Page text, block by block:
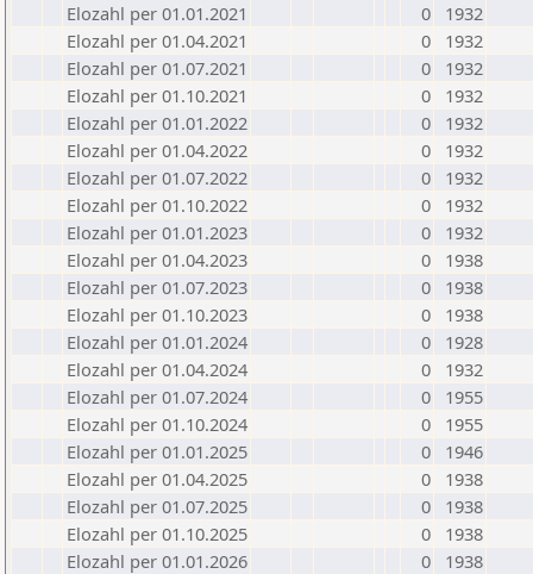
Elozahl per 01.01.2021
0
1932
Elozahl per 01.04.2021
0
1932
Elozahl per 01.07.2021
0
1932
Elozahl per 01.10.2021
0
1932
Elozahl per 01.01.2022
0
1932
Elozahl per 01.04.2022
0
1932
Elozahl per 01.07.2022
0
1932
Elozahl per 01.10.2022
0
1932
Elozahl per 01.01.2023
0
1932
Elozahl per 01.04.2023
0
1938
Elozahl per 01.07.2023
0
1938
Elozahl per 01.10.2023
0
1938
Elozahl per 01.01.2024
0
1928
Elozahl per 01.04.2024
0
1932
Elozahl per 01.07.2024
0
1955
Elozahl per 01.10.2024
0
1955
Elozahl per 01.01.2025
0
1946
Elozahl per 01.04.2025
0
1938
Elozahl per 01.07.2025
0
1938
Elozahl per 01.10.2025
0
1938
Elozahl per 01.01.2026
0
1938